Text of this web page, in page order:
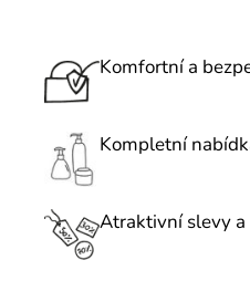
Komfortní a
Kompletní
Atraktivní slevy a